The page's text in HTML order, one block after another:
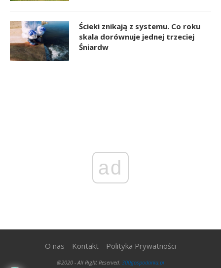
Ścieki znikają z systemu. Co roku
skala dorównuje jednej trzeciej
Śniardw
ad
O nas Kontakt Polityka Prywatności
@2020 - All Right Reserved. 300gospodarka.pl